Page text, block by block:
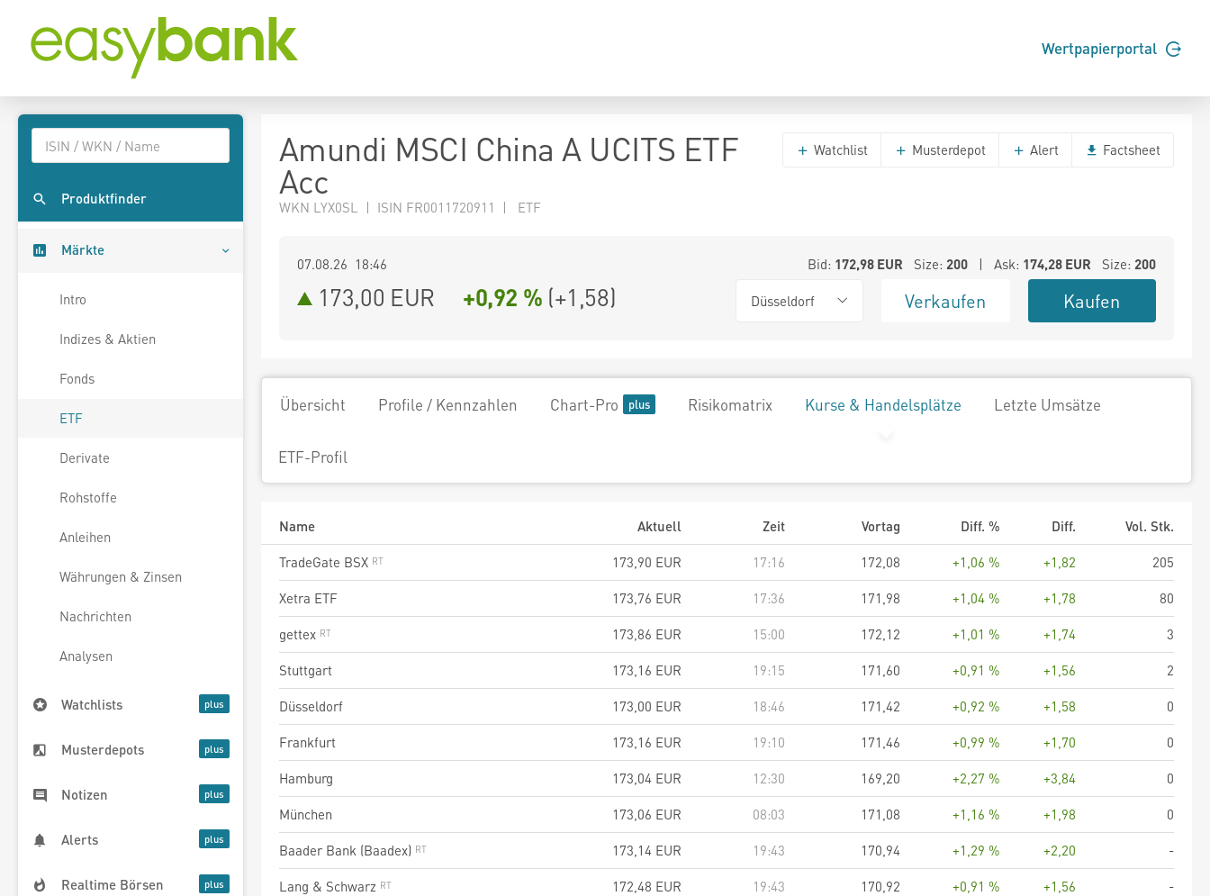
Wertpapierportal
Produktfinder
Märkte
Intro
Indizes & Aktien
Fonds
ETF
Derivate
Rohstoffe
Anleihen
Währungen & Zinsen
Nachrichten
Analysen
Watchlists
Musterdepots
Notizen
Alerts
Realtime Börsen
Amundi MSCI China A UCITS ETF
Acc
WKN LYX0SL | ISIN FR0011720911 | ETF
Watchlist Musterdepot Alert Factsheet
07.08.26 18:46 Bid: 172,98EUR Size: 200| Ask: 174,28EUR Size: 200
173,00 EUR +0,92 % (+1,58) Düsseldorf Verkaufen Kaufen
Übersicht Profile / Kennzahlen Chart-Pro Risikomatrix Kurse & Handelsplätze Letzte Umsätze
ETF-Profil
Name Aktuell Zeit Vortag Diff. % Diff.
Vol. Stk.
TradeGate BSX
173,90 EUR 17:16 172,08 +1,06 % +1,82
205
Xetra ETF
173,76 EUR 17:36 171,98 +1,04 % +1,78
80
gettex
173,86 EUR 15:00 172,12 +1,01 % +1,74
3
Stuttgart
173,16 EUR 19:15 171,60 +0,91 % +1,56
2
Düsseldorf
173,00 EUR 18:46 171,42 +0,92 % +1,58
0
Frankfurt
173,16 EUR 19:10 171,46 +0,99 % +1,70
0
Hamburg
173,04 EUR 12:30 169,20 +2,27 % +3,84
0
München
173,06 EUR 08:03 171,08 +1,16 % +1,98
0
Baader Bank (Baadex)
173,14 EUR 19:43 170,94 +1,29 % +2,20
-
Lang & Schwarz
172,48 EUR 19:43 170,92 +0,91 % +1,56
-